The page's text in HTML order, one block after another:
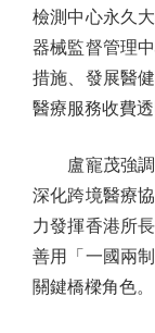
檢測中心永久
器械監督管理
措施、發展醫
醫療服務收費透
盧寵茂強調
深化跨境醫療
力發揮香港所
善用「一國兩
關鍵橋樑角色。